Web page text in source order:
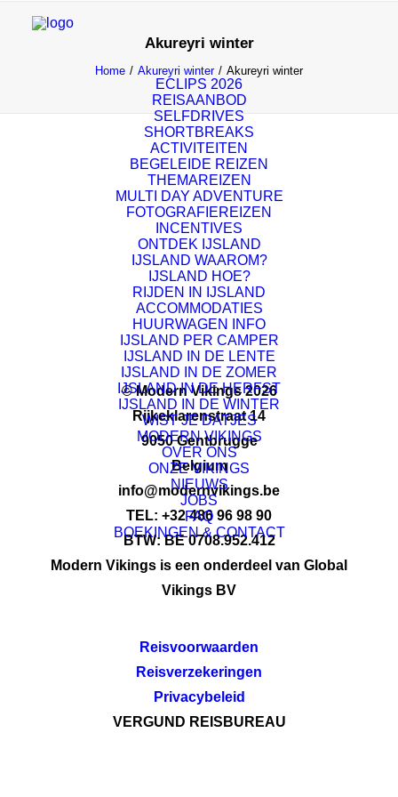
ECLIPS 2026
REISAANBOD
SELFDRIVES
SHORTBREAKS
ACTIVITEITEN
BEGELEIDE REIZEN
THEMAREIZEN
MULTI DAY ADVENTURE
FOTOGRAFIEREIZEN
INCENTIVES
ONTDEK IJSLAND
IJSLAND WAAROM?
IJSLAND HOE?
RIJDEN IN IJSLAND
ACCOMMODATIES
HUURWAGEN INFO
IJSLAND PER CAMPER
IJSLAND IN DE LENTE
IJSLAND IN DE ZOMER
IJSLAND IN DE HERFST
IJSLAND IN DE WINTER
WIST JE DATJES
MODERN VIKINGS
OVER ONS
ONZE VIKINGS
NIEUWS
JOBS
FAQ
BOEKINGEN & CONTACT
Akureyri winter
Home Akureyri winter Akureyri winter
© Modern Vikings 2026
Rijkeklarenstraat 14
9050 Gentbrugge
Belgium
info@modernvikings.be
TEL: +32 486 96 98 90
BTW: BE 0708.952.412
Modern Vikings is een onderdeel van Global
Vikings BV
Reisvoorwaarden
Reisverzekeringen
Privacybeleid
VERGUND REISBUREAU